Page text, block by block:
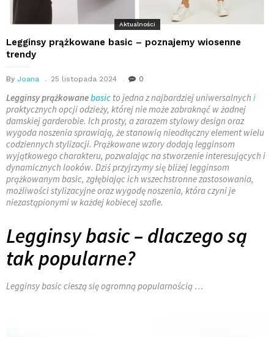
Aktualności
Legginsy prążkowane basic – poznajemy wiosenne
trendy
By Joana 25 listopada 2024 0
Legginsy prążkowanebasic to jedna z najbardziej uniwersalnych i
praktycznych opcji odzieży, której nie może zabraknąć w żadnej
damskiej garderobie. Ich prosty, a zarazem stylowy design oraz
wygoda noszenia sprawiają, że stanowią nieodłączny element wielu
codziennych stylizacji. Prążkowane wzory dodają legginsom
wyjątkowego charakteru, pozwalając na stworzenie interesujących i
dynamicznych looków. Dziś przyjrzymy się bliżej legginsom
prążkowanym basic, zgłębiając ich wszechstronne zastosowania,
możliwości stylizacyjne oraz wygodę noszenia, która czyni je
niezastąpionymi w każdej kobiecej szafie.
Legginsy basic – dlaczego są
tak popularne?
Legginsy basic cieszą się ogromną popularnością …